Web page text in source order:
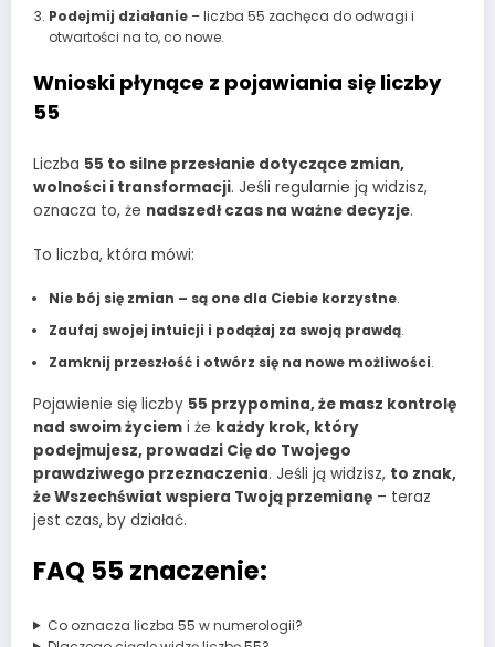
Podejmij działanie– liczba 55 zachęca do odwagi i
otwartości na to, co nowe.
Wnioski płynące z pojawiania się liczby
55
Liczba 55 to silne przesłanie dotyczące zmian,
wolności i transformacji. Jeśli regularnie ją widzisz,
oznacza to, że nadszedł czas na ważne decyzje.
To liczba, która mówi:
Nie bój się zmian – są one dla Ciebie korzystne.
Zaufaj swojej intuicji i podążaj za swoją prawdą.
Zamknij przeszłość i otwórz się na nowe możliwości.
Pojawienie się liczby 55 przypomina, że masz kontrolę
nad swoim życiem i że każdy krok, który
podejmujesz, prowadzi Cię do Twojego
prawdziwego przeznaczenia. Jeśli ją widzisz, to znak,
że Wszechświat wspiera Twoją przemianę – teraz
jest czas, by działać.
FAQ 55 znaczenie:
Co oznacza liczba 55 w numerologii?